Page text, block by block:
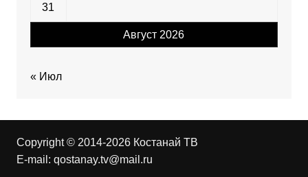
Август 2026
31
« Июл
Copyright © 2014-2026 Костанай ТВ
E-mail: qostanay.tv@mail.ru